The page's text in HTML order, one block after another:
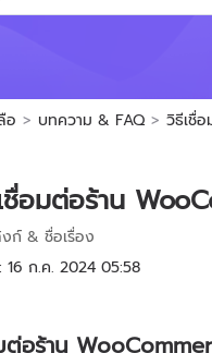
อ บทความ & FAQ วิธีเชื่
ชื่อมต่อร้าน
ก์ & ชื่อเรื่อง
16 ก.ค. 2024 05:58